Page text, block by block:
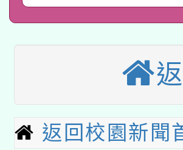
用水績優單位
開 智慧啟航」
2026年桃園
本校115學年
招甄選結果
招)
適應運動共
本館辦理115
暨閱讀推動專
科技賦能─人
返回校園新聞